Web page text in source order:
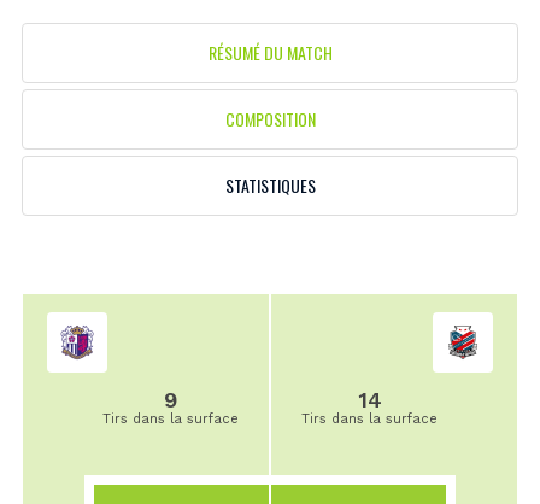
RÉSUMÉ DU MATCH
COMPOSITION
STATISTIQUES
9
Tirs dans la surface
14
Tirs dans la surface